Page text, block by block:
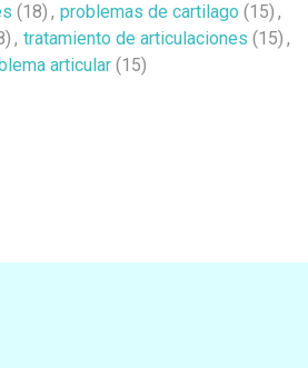
(18) , problemas de cartilago (15) ,
, tratamiento de articulaciones (15) ,
articular (15)